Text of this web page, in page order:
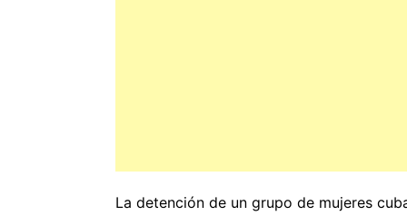
La detención de un grupo de mujeres